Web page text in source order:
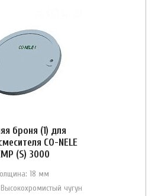
броня (1) для
CO-NELE
(S) 3000
18 мм
чугун